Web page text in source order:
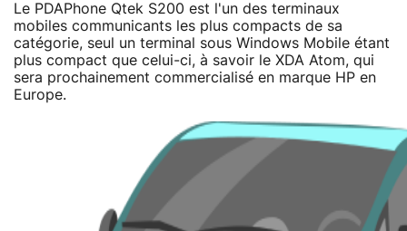
Le PDAPhone Qtek S200 est l'un des terminaux
mobiles communicants les plus compacts de sa
catégorie, seul un terminal sous Windows Mobile étant
plus compact que celui-ci, à savoir le XDA Atom, qui
sera prochainement commercialisé en marque HP en
Europe.